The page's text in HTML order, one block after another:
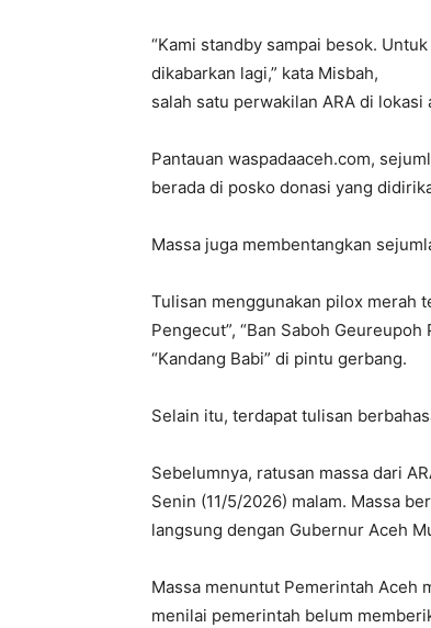
“Kami standby sampai besok.
dikabarkan lagi,” kata Misbah,
salah satu perwakilan ARA di lokasi
Pantauan waspadaaceh.com,
berada di posko donasi yang
Massa juga membentangkan
Tulisan menggunakan pilox merah
Pengecut”, “Ban Saboh
“Kandang Babi” di pintu gerbang.
Selain itu, terdapat tulisan
Sebelumnya, ratusan massa dari
Senin (11/5/2026) malam. Massa
langsung dengan Gubernur Aceh
Massa menuntut Pemerintah Aceh
menilai pemerintah belum